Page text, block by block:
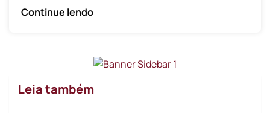
Continue lendo
Leia também